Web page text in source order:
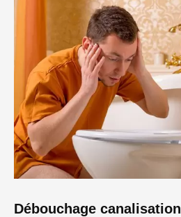
Débouchage canalisation